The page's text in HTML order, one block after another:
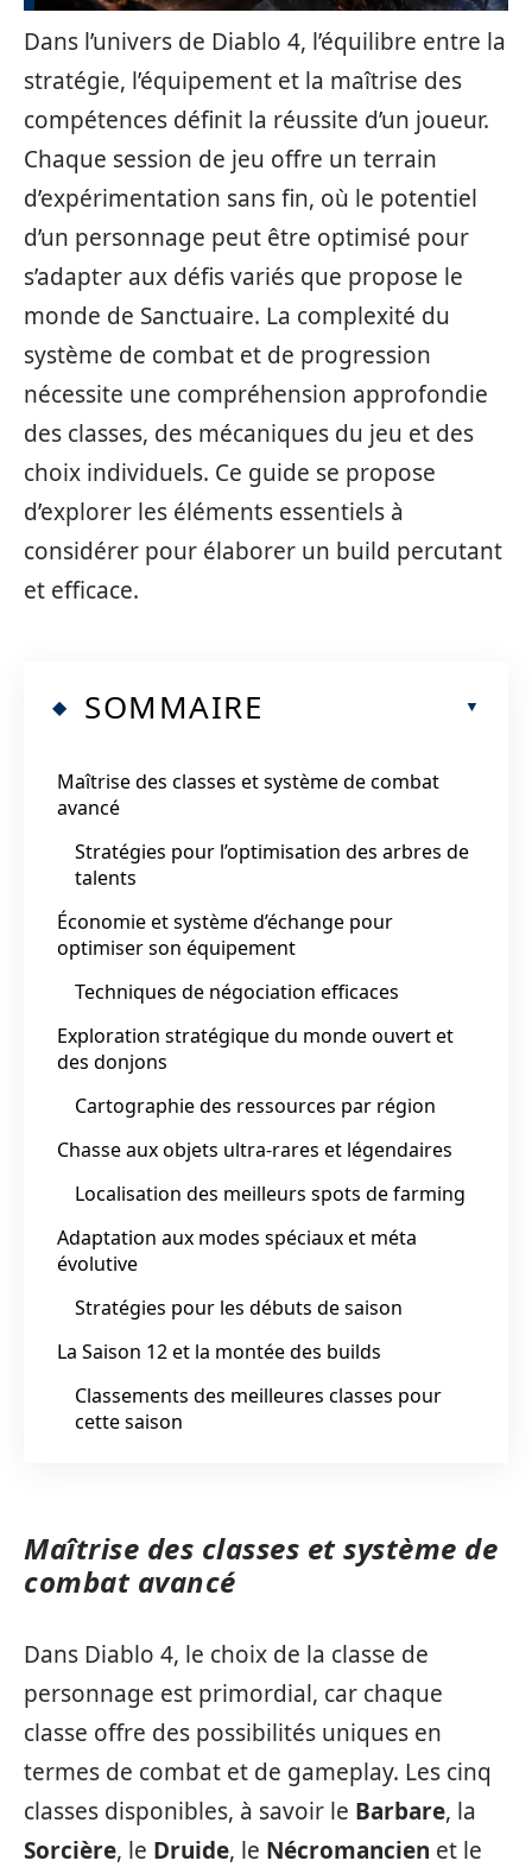
Dans l’univers de Diablo 4, l’équilibre entre la
stratégie, l’équipement et la maîtrise des
compétences définit la réussite d’un joueur.
Chaque session de jeu offre un terrain
d’expérimentation sans fin, où le potentiel
d’un personnage peut être optimisé pour
s’adapter aux défis variés que propose le
monde de Sanctuaire. La complexité du
système de combat et de progression
nécessite une compréhension approfondie
des classes, des mécaniques du jeu et des
choix individuels. Ce guide se propose
d’explorer les éléments essentiels à
considérer pour élaborer un build percutant
et efficace.
SOMMAIRE
Maîtrise des classes et système de combat
avancé
Stratégies pour l’optimisation des arbres de
talents
Économie et système d’échange pour
optimiser son équipement
Techniques de négociation efficaces
Exploration stratégique du monde ouvert et
des donjons
Cartographie des ressources par région
Chasse aux objets ultra-rares et légendaires
Localisation des meilleurs spots de farming
Adaptation aux modes spéciaux et méta
évolutive
Stratégies pour les débuts de saison
La Saison 12 et la montée des builds
Classements des meilleures classes pour
cette saison
Maîtrise des classes et système de
combat avancé
Dans Diablo 4, le choix de la classe de
personnage est primordial, car chaque
classe offre des possibilités uniques en
termes de combat et de gameplay. Les cinq
classes disponibles, à savoir le Barbare, la
Sorcière, le Druide, le Nécromancien et le